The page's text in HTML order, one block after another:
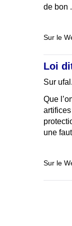
de bon
Sur le
Loi
Sur
Que
une
Sur le